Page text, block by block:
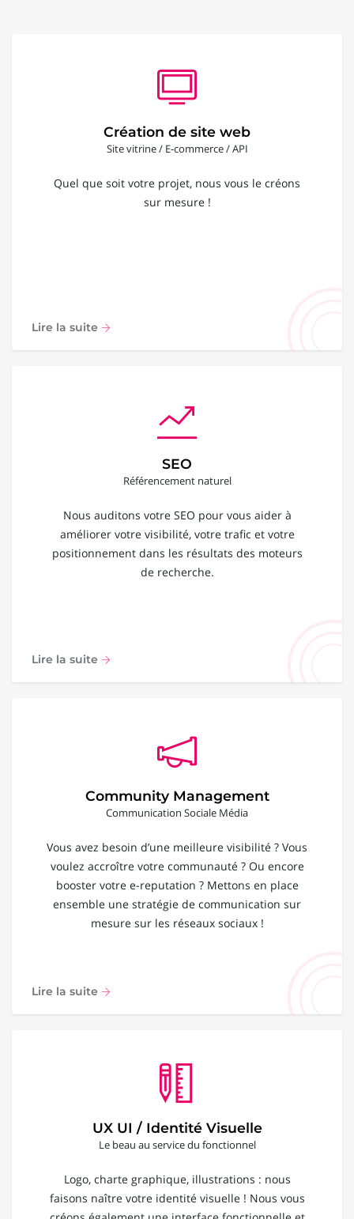
Création de site web
Site vitrine / E-commerce / API
Quel que soit votre projet, nous vous le créons
sur mesure !
Lire la suite
SEO
Référencement naturel
Nous auditons votre SEO pour vous aider à
améliorer votre visibilité, votre trafic et votre
positionnement dans les résultats des moteurs
de recherche.
Lire la suite
Community Management
Communication Sociale Média
Vous avez besoin d’une meilleure visibilité ? Vous
voulez accroître votre communauté ? Ou encore
booster votre e-reputation ? Mettons en place
ensemble une stratégie de communication sur
mesure sur les réseaux sociaux !
Lire la suite
UX UI / Identité Visuelle
Le beau au service du fonctionnel
Logo, charte graphique, illustrations : nous
faisons naître votre identité visuelle ! Nous vous